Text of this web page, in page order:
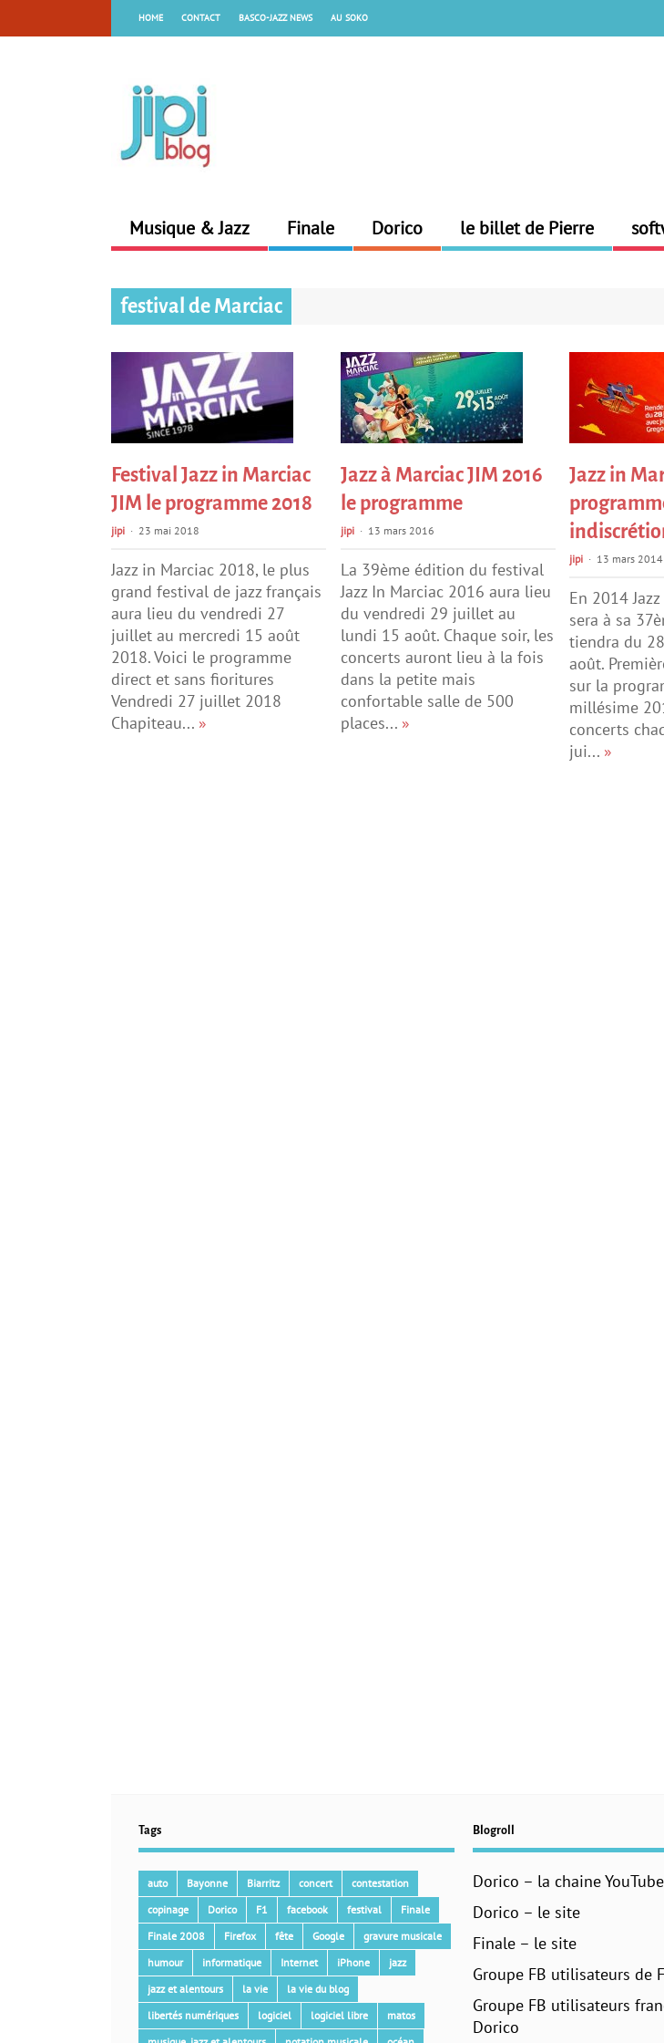
HOME CONTACT BASCO-JAZZ NEWS AU SOKO
Musique & Jazz Finale Dorico le billet de Pierre
festival de Marciac
Festival Jazz in Marciac
JIM le programme 2018
jipi 23 mai 2018
Jazz in Marciac 2018, le plus
grand festival de jazz français
aura lieu du vendredi 27
juillet au mercredi 15 août
2018. Voici le programme
direct et sans fioritures
Vendredi 27 juillet 2018
Chapiteau... »
Jazz à Marciac JIM 2016
le programme
jipi 13 mars 2016
La 39ème édition du festival
Jazz In Marciac 2016 aura lieu
du vendredi 29 juillet au
lundi 15 août. Chaque soir, les
concerts auront lieu à la fois
dans la petite mais
confortable salle de 500
places... »
Jazz in
jipi 13 mars 2014
En 2014
sera à sa
tiendra du
août.
sur la
millésime
concerts
jui... »
Tags
auto Bayonne Biarritz concert
contestation
copinage
Dorico F1 facebook festival
Finale
Finale 2008
Firefox fête Google
gravure musicale
humour
informatique Internet iPhone
jazz
jazz et alentours
la vie
la vie du blog
libertés numériques
logiciel logiciel libre
matos
Blogroll
Dorico – la chaine YouTube
Dorico – le site
Finale – le site
Groupe FB utilisateurs de
Groupe FB utilisateurs
Dorico